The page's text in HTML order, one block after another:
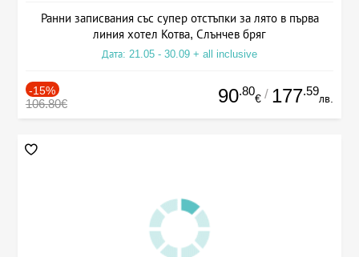
Ранни записвания със супер отстъпки за лято в първа
линия хотел Котва, Слънчев бряг
Дата: 21.05 - 30.09 + all inclusive
-15%
106.80€ 90.80
€ / 177.59
лв.